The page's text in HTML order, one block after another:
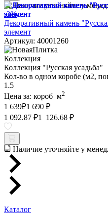
Наличие уточняйте у
-3%
Декоративный камень
элемент
Артикул: 40001260
Коллекция
Коллекция "Русская усадьба"
Кол-во в одном коробе (м2,
1.5
Цена за: короб м2
1 639₽1 690 ₽
1 092.87 ₽1 126.68 ₽
Наличие уточняйте у
Каталог